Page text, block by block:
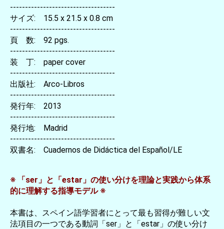
-----------------------------------
サイズ: 15.5 x 21.5 x 0.8 cm
-----------------------------------
頁 数: 92 pgs.
-----------------------------------
装 丁: paper cover
-----------------------------------
出版社: Arco-Libros
-----------------------------------
発行年: 2013
-----------------------------------
発行地: Madrid
-----------------------------------
双書名: Cuadernos de Didáctica del Español/LE
※ 「ser」と「estar」の使い分けを理論と実践から体系
的に理解する指導モデル ※
本書は、スペイン語学習者にとって最も習得が難しい文
法項目の一つである動詞「ser」と「estar」の使い分け